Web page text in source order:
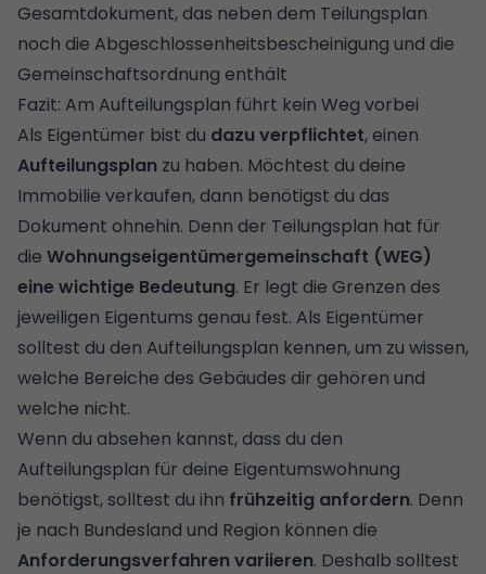
Gesamtdokument, das neben dem Teilungsplan
noch die Abgeschlossenheitsbescheinigung und die
Gemeinschaftsordnung enthält
Fazit: Am Aufteilungsplan führt kein Weg vorbei
Als Eigentümer bist du dazu verpflichtet, einen
Aufteilungsplan zu haben. Möchtest du deine
Immobilie verkaufen, dann benötigst du das
Dokument ohnehin. Denn der Teilungsplan hat für
die Wohnungseigentümergemeinschaft (WEG)
eine wichtige Bedeutung. Er legt die Grenzen des
jeweiligen Eigentums genau fest. Als Eigentümer
solltest du den Aufteilungsplan kennen, um zu wissen,
welche Bereiche des Gebäudes dir gehören und
welche nicht.
Wenn du absehen kannst, dass du den
Aufteilungsplan für deine Eigentumswohnung
benötigst, solltest du ihn frühzeitig anfordern. Denn
je nach Bundesland und Region können die
Anforderungsverfahren variieren. Deshalb solltest